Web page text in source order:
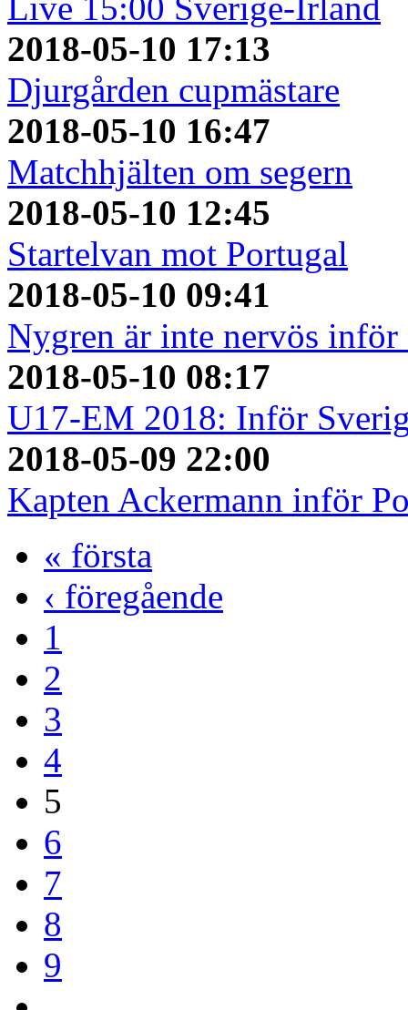
2018-05-10 17:13
Djurgården cupmästare
2018-05-10 16:47
Matchhjälten om segern
2018-05-10 12:45
Startelvan mot Portugal
2018-05-10 09:41
Nygren är inte nervös inför
2018-05-10 08:17
U17-EM 2018: Inför
2018-05-09 22:00
Kapten Ackermann inför
« första
‹ föregående
1
2
3
4
5
6
7
8
9